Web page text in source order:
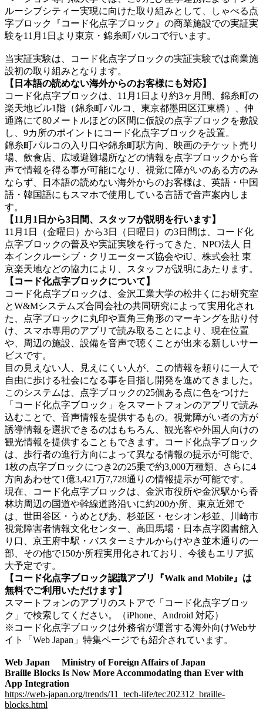
ルーシブシティー実現に向けた取り組みとして、しゃべる点
字ブロック『コード化点字ブロック』の商業施設での実証実
験を11月1日より東京・錦糸町パルコで行います。
当実証実験は、コード化点字ブロックの実証実験では商業施
設初の取り組みとなります。
【日本語の読めない海外からのお客様にも対応】
コード化点字ブロックは、11月1日より約3ヶ月間、 錦糸町の
楽天地ビル1階（錦糸町パルコ、東京都墨田区江東橋）、仲
通路にて80メートルほどの区間に仮設の点字ブロックを敷設
し、9カ所のポイントにコード化点字ブロックを設置。
錦糸町パルコの入り口や錦糸町駅方向、映画のチケット売り
場、飲食店、広域避難場所などの情報を点字ブロックから音
声で情報を得る事が可能になり、視覚に障がいのある方のみ
ならず、日本語の読めない海外からのお客様は、英語・中国
語・韓国語にもスマホで使用している言語で音声案内しま
す。
【11月1日から3日間、スタッフが説明を行います】
11月1日（金曜日）から3日（日曜日）の3日間は、コード化
点字ブロックの普及や実証実験を行ってきた、NPO法人 日
本インクルーシブ・クリエーターズ協会やiU、株式会社 東
京楽天地などの協力により、スタッフが説明にあたります。
【コード化点字ブロックについて】
コード化点字ブロックは、金沢工業大学の松井くにお研究室
とW&Mシステムズ合同会社の共同研究によって実用化され
た、点字ブロックに丸印や直角三角形のマーキングを貼り付
け、スマホ専用のアプリで読み取ることにより、現在位置
や、周辺の施設、設備を音声で聴くことが出来る新しいサー
ビスです。
目の見えない人、見えにくい人が、この情報を頼りに一人で
自由に歩ける社会になる事を目指し開発を進めてきました。
このシステムは、点字ブロックの25個ある点に色をつけた
「コード化点字ブロック」をスマートフォンのアプリで読み
込むことで、音声情報を提供するもの。視覚障がい者の方が
誘導情報を選択できるのはもちろん、観光客や外国人向けの
観光情報を提供することもできます。コード化点字ブロック
は、歩行者の進行方向によって異なる情報の提示が可能で、
1枚の点字ブロックにつき2の25乗で約3,000万種類、さらに4
方向あわせて1億3,421万7,728通りの情報提示が可能です。
現在、コード化点字ブロックは、金沢市役所や金沢駅から香
林坊周辺の国道や幹線道路沿いに約200か所、東京近郊で
は、世田谷区・うめとぴあ、杉並区・セシオン杉並、川崎市
視覚障害者情報文化センター、高田馬場・日本点字図書館入
り口、京王府中駅・バスターミナルからけやき並木通りの一
部、その他で150か所程実用化されており、今後もエリア拡
大予定です。
【コード化点字ブロック認識アプリ『Walk and Mobile』は
無料でご利用いただけます】
スマートフォンのアプリのストアで「コード化点字ブロッ
ク」で検索してください。（iPhone、Android 対応）
※コード化点字ブロックは外務省が運営する海外向けWebサ
イト「Web Japan」特集ページでも紹介されています。
Web Japan Ministry of Foreign Affairs of Japan
Braille Blocks Is Now More Accommodating than Ever with
App Integration
https://web-japan.org/trends/11_tech-life/tec202312_braille-
blocks.html